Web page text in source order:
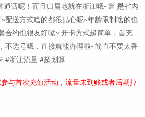
话呢！而且归属地就在浙江哦~💯 是省内
配送方式啥的都很贴心呢~年龄限制啥的也
合约也很友好哒~ 开卡方式超简单，首充
不选号哦，直接就能办理啦~简直不要太香
#浙江流量 #超划算
与首次充值活动，流量未到账或者后期掉